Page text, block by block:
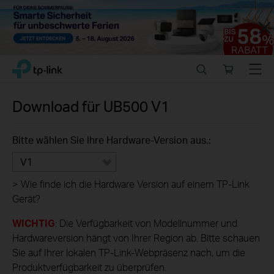
Close
Click
navigation
TP-Link, Reliably Smart
store
Menu
Download für UB500 V1
Bitte wählen Sie Ihre Hardware-Version aus.:
V1
> Wie finde ich die Hardware Version auf einem TP-Link
Gerät?
WICHTIG: Die Verfügbarkeit von Modellnummer und
Hardwareversion hängt von Ihrer Region ab. Bitte schauen
Sie auf Ihrer lokalen TP-Link-Webpräsenz nach, um die
Produktverfügbarkeit zu überprüfen.